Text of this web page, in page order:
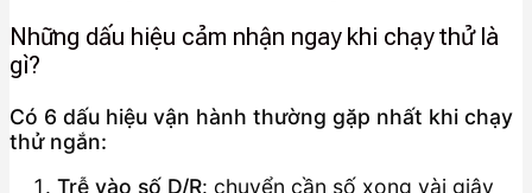
Những dấu hiệu cảm nhận ngay khi chạy thử là
gì?
Có 6 dấu hiệu vận hành thường gặp nhất khi chạy
thử ngắn:
Trễ vào số D/R: chuyển cần số xong vài giây